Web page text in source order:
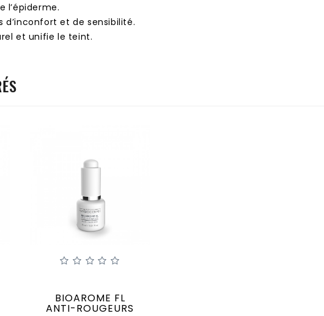
l’épiderme.
d’inconfort et de sensibilité.
et unifie le teint.
BIOAROME FL
ANTI-ROUGEURS